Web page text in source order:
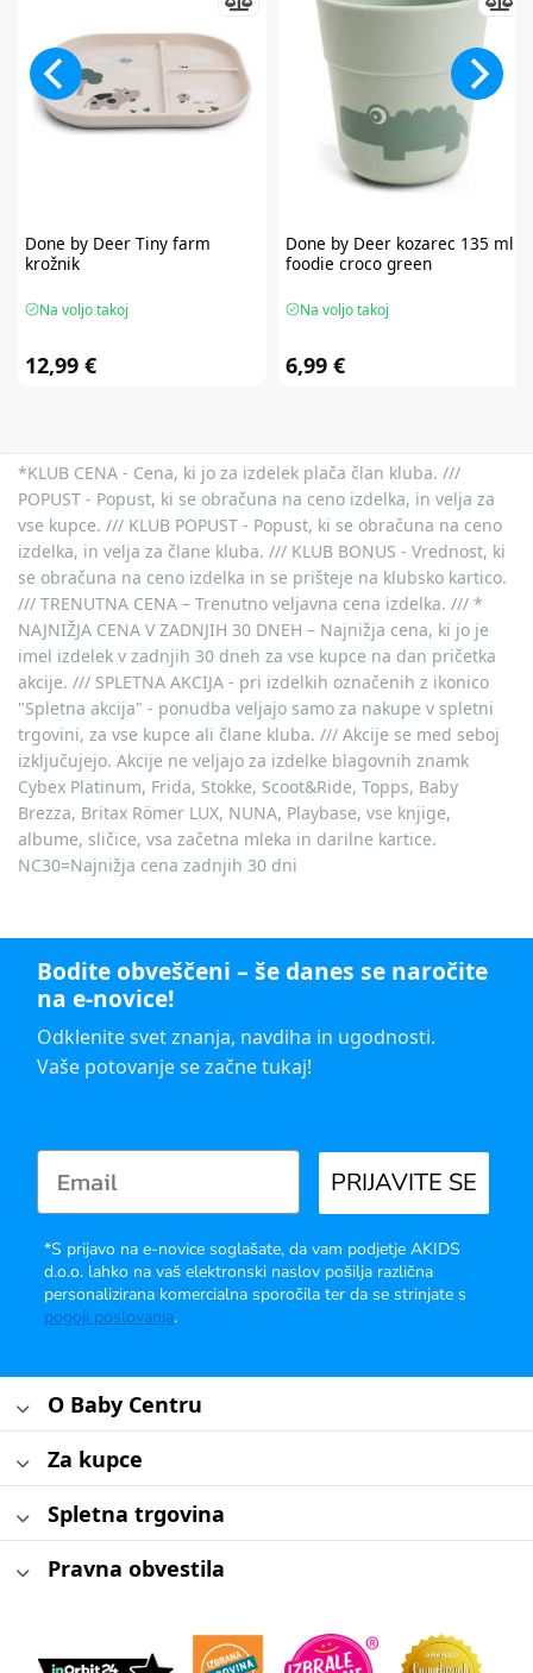
Done by DeerTiny farm
krožnik
Na voljo takoj
12,99 €
Done by Deerkozarec 135 ml
foodie croco green
Na voljo takoj
6,99 €
*KLUB CENA - Cena, ki jo za izdelek plača član kluba. ///
POPUST - Popust, ki se obračuna na ceno izdelka, in velja za
vse kupce. /// KLUB POPUST - Popust, ki se obračuna na ceno
izdelka, in velja za člane kluba. /// KLUB BONUS - Vrednost, ki
se obračuna na ceno izdelka in se prišteje na klubsko kartico.
/// TRENUTNA CENA – Trenutno veljavna cena izdelka. /// *
NAJNIŽJA CENA V ZADNJIH 30 DNEH – Najnižja cena, ki jo je
imel izdelek v zadnjih 30 dneh za vse kupce na dan pričetka
akcije. /// SPLETNA AKCIJA - pri izdelkih označenih z ikonico
"Spletna akcija" - ponudba veljajo samo za nakupe v spletni
trgovini, za vse kupce ali člane kluba. /// Akcije se med seboj
izključujejo. Akcije ne veljajo za izdelke blagovnih znamk
Cybex Platinum, Frida, Stokke, Scoot&Ride, Topps, Baby
Brezza, Britax Römer LUX, NUNA, Playbase, vse knjige,
albume, sličice, vsa začetna mleka in darilne kartice.
NC30=Najnižja cena zadnjih 30 dni
Bodite obveščeni – še danes se naročite
na e-novice!
Odklenite svet znanja, navdiha in ugodnosti.
Vaše potovanje se začne tukaj!
PRIJAVITE SE
*S prijavo na e-novice soglašate, da vam podjetje AKIDS
d.o.o. lahko na vaš elektronski naslov pošilja različna
personalizirana komercialna sporočila ter da se strinjate s
pogoji poslovanja.
O Baby Centru
Za kupce
Spletna trgovina
Pravna obvestila